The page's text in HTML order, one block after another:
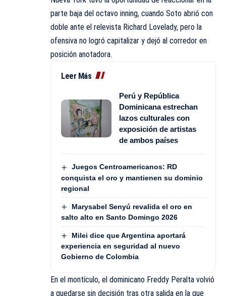
parte baja del octavo inning, cuando Soto abrió con
doble ante el relevista Richard Lovelady, pero la
ofensiva no logró capitalizar y dejó al corredor en
posición anotadora.
Leer Más
Perú y República
Dominicana estrechan
lazos culturales con
exposición de artistas
de ambos países
Juegos Centroamericanos: RD
conquista el oro y mantienen su dominio
regional
Marysabel Senyú revalida el oro en
salto alto en Santo Domingo 2026
Milei dice que Argentina aportará
experiencia en seguridad al nuevo
Gobierno de Colombia
En el montículo, el dominicano Freddy Peralta volvió
a quedarse sin decisión tras otra salida en la que